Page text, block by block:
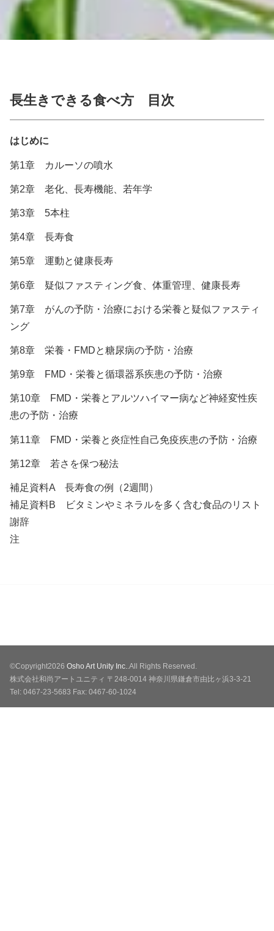
長生きできる食べ方 目次
はじめに
第1章 カルーソの噴水
第2章 老化、長寿機能、若年学
第3章 5本柱
第4章 長寿食
第5章 運動と健康長寿
第6章 疑似ファスティング食、体重管理、健康長寿
第7章 がんの予防・治療における栄養と疑似ファスティ
ング
第8章 栄養・FMDと糖尿病の予防・治療
第9章 FMD・栄養と循環器系疾患の予防・治療
第10章 FMD・栄養とアルツハイマー病など神経変性疾
患の予防・治療
第11章 FMD・栄養と炎症性自己免疫疾患の予防・治療
第12章 若さを保つ秘法
補足資料A 長寿食の例（2週間）
補足資料B ビタミンやミネラルを多く含む食品のリスト
謝辞
注
©Copyright2026 Osho Art Unity Inc..All Rights Reserved.
株式会社和尚アートユニティ 〒248-0014 神奈川県鎌倉市由比ヶ浜3-3-21
Tel: 0467-23-5683 Fax: 0467-60-1024